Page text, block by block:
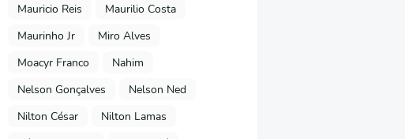
Mauricio Reis
Maurilio Costa
Maurinho Jr
Miro Alves
Moacyr Franco
Nahim
Nelson Gonçalves
Nelson Ned
Nilton César
Nilton Lamas